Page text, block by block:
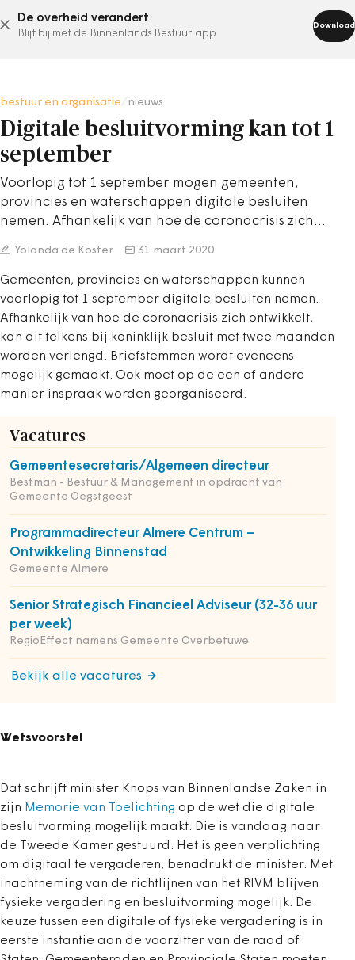
De overheid verandert
Blijf bij met de Binnenlands Bestuur app
Download
abonneer nu
bestuur en organisatie nieuws
Digitale besluitvorming kan tot 1
september
Voorlopig tot 1 september mogen gemeenten,
provincies en waterschappen digitale besluiten
nemen. Afhankelijk van hoe de coronacrisis zich…
Yolanda de Koster 31 maart 2020
Gemeenten, provincies en waterschappen kunnen
voorlopig tot 1 september digitale besluiten nemen.
Afhankelijk van hoe de coronacrisis zich ontwikkelt,
kan dit telkens bij koninklijk besluit met twee maanden
worden verlengd. Briefstemmen wordt eveneens
mogelijk gemaakt. Ook moet op de een of andere
manier inspraak worden georganiseerd.
Vacatures
Gemeentesecretaris/Algemeen directeur
Bestman - Bestuur & Management in opdracht van
Gemeente Oegstgeest
Programmadirecteur Almere Centrum –
Ontwikkeling Binnenstad
Gemeente Almere
Senior Strategisch Financieel Adviseur (32-36 uur
per week)
RegioEffect namens Gemeente Overbetuwe
Bekijk alle vacatures
Wetsvoorstel
Dat schrijft minister Knops van Binnenlandse Zaken in
zijn Memorie van Toelichting op de wet die digitale
besluitvorming mogelijk maakt. Die is vandaag naar
de Tweede Kamer gestuurd. Het is geen verplichting
om digitaal te vergaderen, benadrukt de minister. Met
inachtneming van de richtlijnen van het RIVM blijven
fysieke vergadering en besluitvorming mogelijk. De
keuze tussen een digitale of fysieke vergadering is in
eerste instantie aan de voorzitter van de raad of